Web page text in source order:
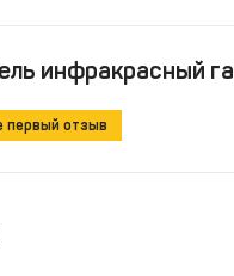
инфракрасный
первый отзыв